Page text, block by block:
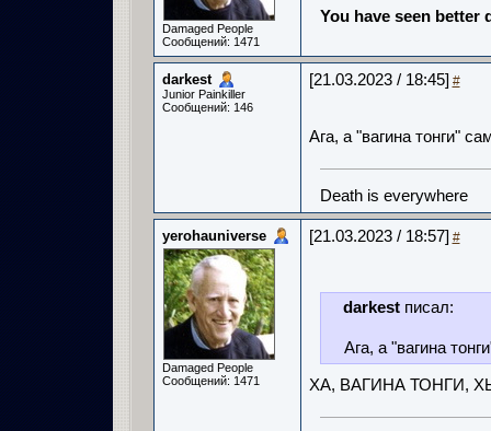
Damaged People
Сообщений: 1471
You have seen better
darkest
Junior Painkiller
Сообщений: 146
[21.03.2023 / 18:45] #
Ага, а "вагина тонги"
Death is everywhere
yerohauniverse
Damaged People
Сообщений: 1471
[21.03.2023 / 18:57] #
darkestписал:
Ага, а "вагина
ХА, ВАГИНА ТОНГИ,